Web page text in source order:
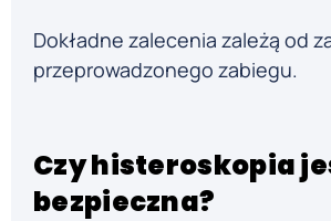
Dokładne zalecenia zależą od
przeprowadzonego zabiegu.
Czy histeroskopia
bezpieczna?